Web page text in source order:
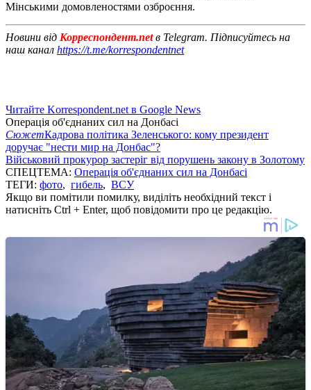
Мінськими домовленостями озброєння.
Новини від Корреспондент.netв Telegram. Підписуйтесь на
наш канал https://t.me/korrespondentnet
Читайте Korrespondent.net в Google News
Операція об'єднаних сил на Донбасі
СюжетКадрова політика Зеленського: кому президент
доручає "нести мир на Донбас"?
Військовий прокурор застеріг від порушень закону в Золотому
СПЕЦТЕМА: Операція об'єднаних сил на Донбасі
ТЕГИ: фото, гибель, ВСУ
Якщо ви помітили помилку, виділіть необхідний текст і
натисніть Ctrl + Enter, щоб повідомити про це редакцію.